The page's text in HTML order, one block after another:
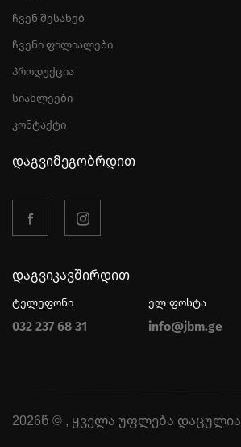
ჩვენ შესახებ
ჩვენი ფილიალები
პროდუქცია
სიახლეები
კონტაქტი
დაგვიმეგობრდით
დაგვიკავშირდით
ტელეფონი
032 237 68 31
ელ.ფოსტა
info@jbm.ge
2026წ © , ყველა უფლება დაცულია